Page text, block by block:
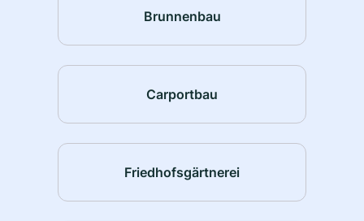
Brunnenbau
Carportbau
Friedhofsgärtnerei